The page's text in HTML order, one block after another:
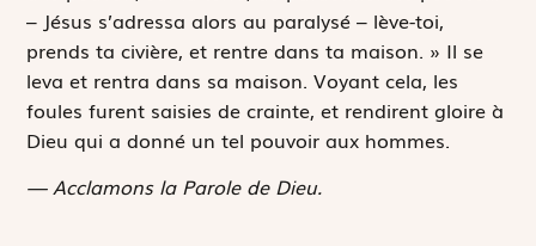
– Jésus s’adressa alors au paralysé – lève-toi,
prends ta civière, et rentre dans ta maison. » Il se
leva et rentra dans sa maison. Voyant cela, les
foules furent saisies de crainte, et rendirent gloire à
Dieu qui a donné un tel pouvoir aux hommes.
— Acclamons la Parole de Dieu.